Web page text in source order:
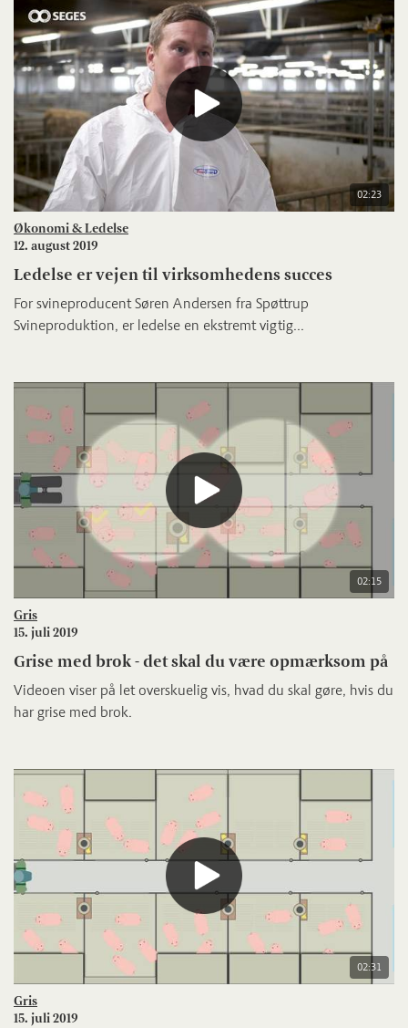
02:23
Økonomi & Ledelse
12. august 2019
Ledelse er vejen til virksomhedens succes
For svineproducent Søren Andersen fra Spøttrup
Svineproduktion, er ledelse en ekstremt vigtig...
02:15
Gris
15. juli 2019
Grise med brok - det skal du være opmærksom på
Videoen viser på let overskuelig vis, hvad du skal gøre, hvis du
har grise med brok.
02:31
Gris
15. juli 2019